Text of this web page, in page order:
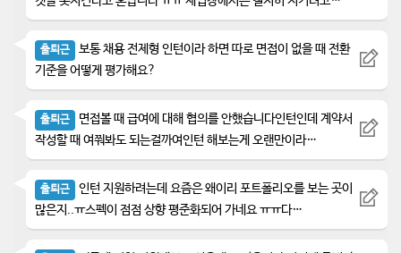
출퇴근
보통 채용 전제형 인턴이라 하면 따로 면접이 없을 때 전환
기준을 어떻게 평가해요?
출퇴근
면접볼 때 급여에 대해 협의를 안했습니다인턴인데 계약서
작성할 때 여쭤봐도 되는걸까여인턴 해보는게 오랜만이라…
출퇴근
인턴 지원하려는데 요즘은 왜이리 포트폴리오를 보는 곳이
많은지..ㅠ스펙이 점점 상향 평준화되어 가네요 ㅠㅠ다…